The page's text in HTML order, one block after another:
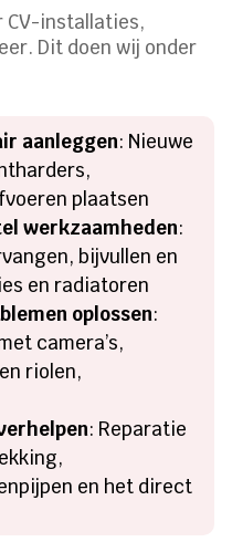
CV-installaties,
Dit doen wij onder
aanleggen: Nieuwe
plaatsen
werkzaamheden:
bijvullen en
en radiatoren
oplossen:
camera’s,
riolen,
: Reparatie
en het direct